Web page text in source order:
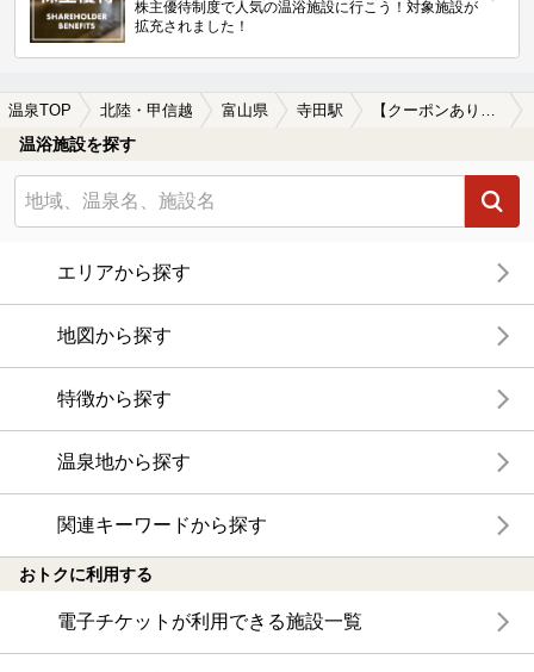
株主優待制度で人気の温浴施設に行こう！対象施設が
拡充されました！
温泉TOP 北陸・甲信越 富山県 寺田駅
温浴施設を探す
エリアから探す
地図から探す
特徴から探す
温泉地から探す
関連キーワードから探す
おトクに利用する
電子チケットが利用できる施設一覧